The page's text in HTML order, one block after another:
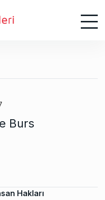
Burs
Hakları